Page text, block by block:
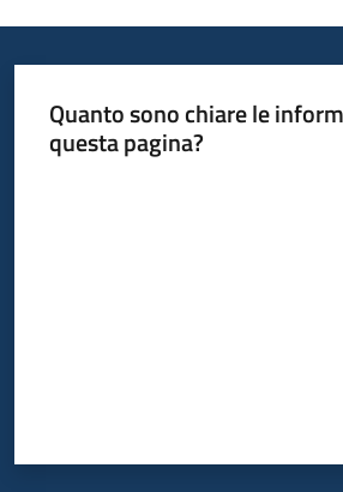
Quanto sono chiare le
questa pagina?